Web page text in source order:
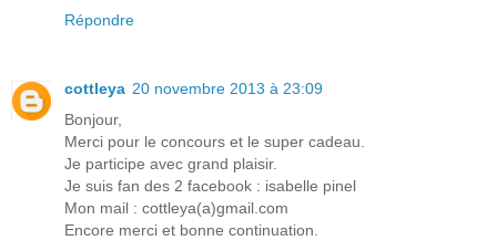
Répondre
cottleya 20 novembre 2013 à 23:09
Bonjour,
Merci pour le concours et le super cadeau.
Je participe avec grand plaisir.
Je suis fan des 2 facebook : isabelle pinel
Mon mail : cottleya(a)gmail.com
Encore merci et bonne continuation.